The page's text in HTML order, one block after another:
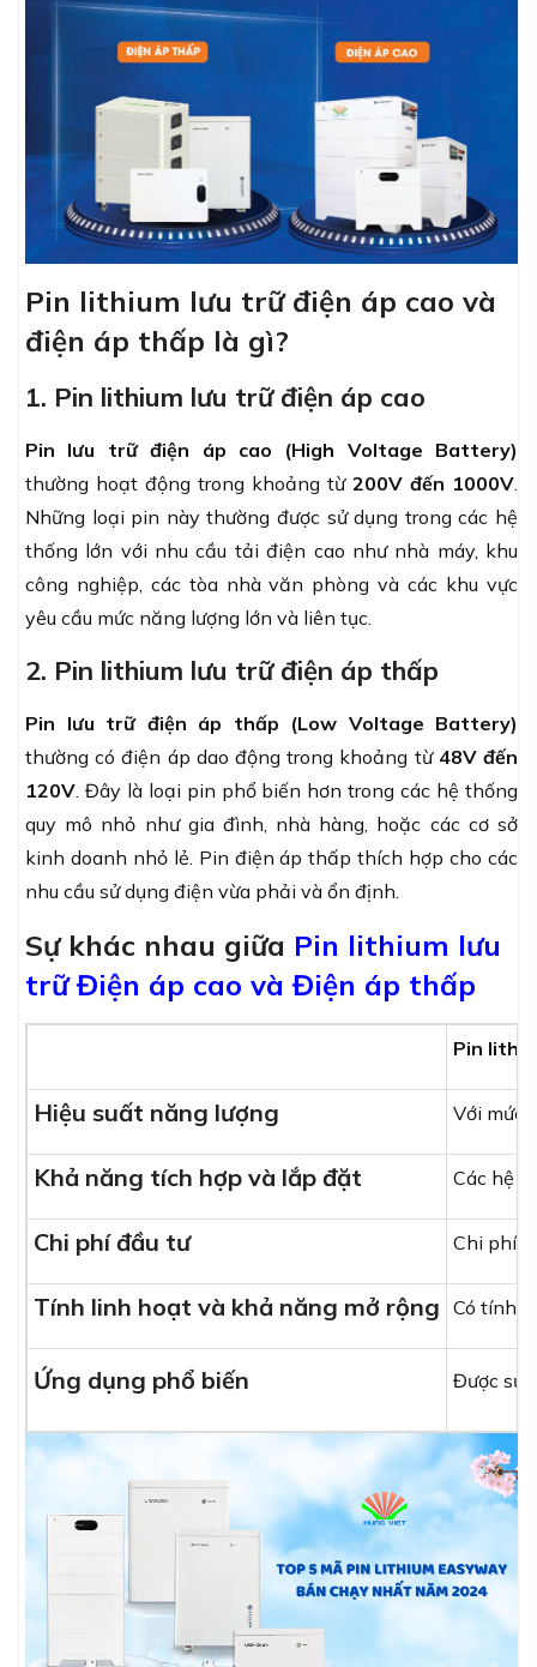
Pin lithium lưu trữ điện áp cao và
điện áp thấp là gì?
1. Pin lithium lưu trữ điện áp cao
Pin lưu trữ điện áp cao (High Voltage Battery)
thường hoạt động trong khoảng từ 200V đến 1000V
Những loại pin này thường được sử dụng trong các hệ
thống lớn với nhu cầu tải điện cao như nhà máy, khu
công nghiệp, các tòa nhà văn phòng và các khu vực
yêu cầu mức năng lượng lớn và liên tục.
2. Pin lithium lưu trữ điện áp thấp
Pin lưu trữ điện áp thấp (Low Voltage Battery)
thường có điện áp dao động trong khoảng từ 48V đến
120V . Đây là loại pin phổ biến hơn trong các hệ thống
quy mô nhỏ như gia đình, nhà hàng, hoặc các cơ sở
kinh doanh nhỏ lẻ. Pin điện áp thấp thích hợp cho các
nhu cầu sử dụng điện vừa phải và ổn định.
Sự khác nhau giữa Pin lithium lưu
trữ Điện áp cao và Điện áp thấp
Pin
Hiệu suất năng lượng Với mức
Khả năng tích hợp và lắp đặt Các hệ
Chi phí đầu tư Chi phí
Tính linh hoạt và khả năng mở rộng Có tính
Ứng dụng phổ biến Được sử